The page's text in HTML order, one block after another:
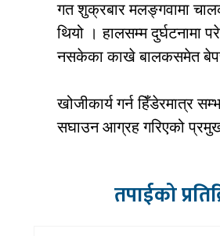
गत शुक्रबार मलङ्गवामा
थियो । हालसम्म
नसकेका काखे बालकसमेत
खोजीकार्य गर्न हिँडेरमात्र
सघाउन आग्रह गरिएको
तपाईको